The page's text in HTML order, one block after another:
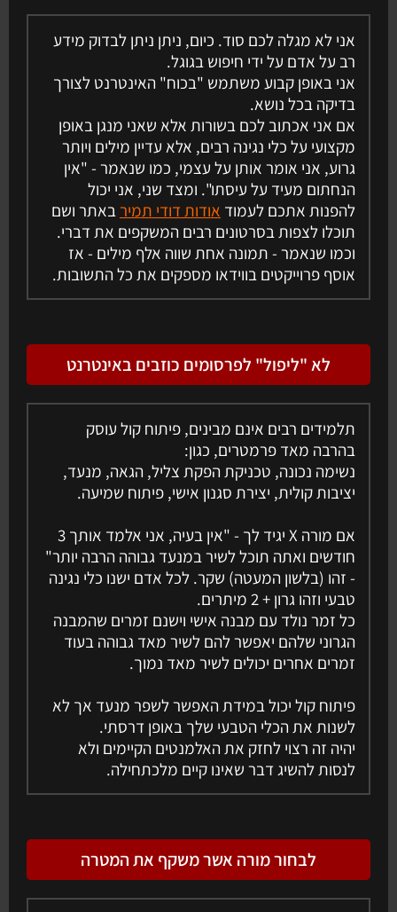
אני לא מגלה לכם סוד. כיום, ניתן ניתן לבדוק מידע
רב על אדם על ידי חיפוש בגוגל.
אני באופן קבוע משתמש "בכוח" האינטרנט לצורך
בדיקה בכל נושא.
אם אני אכתוב לכם בשורות אלא שאני מנגן באופן
מקצועי על כלי נגינה רבים, אלא עדיין מילים ויותר
גרוע, אני אומר אותן על עצמי, כמו שנאמר - "אין
הנחתום מעיד על עיסתו". ומצד שני, אני יכול
להפנות אתכם לעמוד אודות דודי תמירבאתר ושם
תוכלו לצפות בסרטונים רבים המשקפים את דברי.
וכמו שנאמר - תמונה אחת שווה אלף מילים - אז
אוסף פרוייקטים בווידאו מספקים את כל התשובות.
לא "ליפול" לפרסומים כוזבים באינטרנט
תלמידים רבים אינם מבינים, פיתוח קול עוסק
בהרבה מאד פרמטרים, כגון:
נשימה נכונה, טכניקת הפקת צליל, הגאה, מנעד,
יציבות קולית, יצירת סגנון אישי, פיתוח שמיעה.
אם מורה X יגיד לך - "אין בעיה, אני אלמד אותך 3
חודשים ואתה תוכל לשיר במנעד גבוהה הרבה יותר"
- זהו (בלשון המעטה) שקר. לכל אדם ישנו כלי נגינה
טבעי וזהו גרון + 2 מיתרים.
כל זמר נולד עם מבנה אישי וישנם זמרים שהמבנה
הגרוני שלהם יאפשר להם לשיר מאד גבוהה בעוד
זמרים אחרים יכולים לשיר מאד נמוך.
פיתוח קול יכול במידת האפשר לשפר מנעד אך לא
לשנות את הכלי הטבעי שלך באופן דרסתי.
יהיה זה רצוי לחזק את האלמנטים הקיימים ולא
לנסות להשיג דבר שאינו קיים מלכתחילה.
לבחור מורה אשר משקף את המטרה